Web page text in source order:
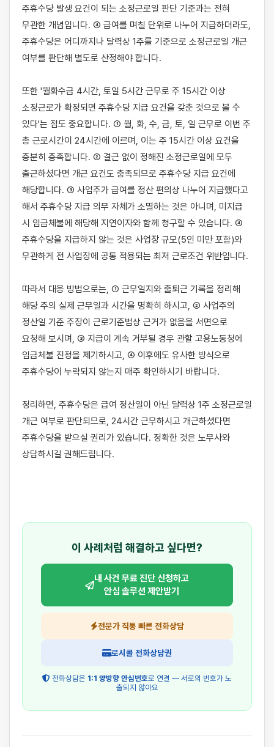
주휴수당 발생 요건이 되는 소정근로일 판단 기준과는 전혀
무관한 개념입니다. ④ 급여를 며칠 단위로 나누어 지급하더라도,
주휴수당은 어디까지나 달력상 1주를 기준으로 소정근로일 개근
여부를 판단해 별도로 산정해야 합니다.
또한 '월화수금 4시간, 토일 5시간 근무로 주 15시간 이상
소정근로가 확정되면 주휴수당 지급 요건을 갖춘 것으로 볼 수
있다'는 점도 중요합니다. ① 월, 화, 수, 금, 토, 일 근무로 이번 주
총 근로시간이 24시간에 이르며, 이는 주 15시간 이상 요건을
충분히 충족합니다. ② 결근 없이 정해진 소정근로일에 모두
출근하셨다면 개근 요건도 충족되므로 주휴수당 지급 요건에
해당합니다. ③ 사업주가 급여를 정산 편의상 나누어 지급했다고
해서 주휴수당 지급 의무 자체가 소멸하는 것은 아니며, 미지급
시 임금체불에 해당해 지연이자와 함께 청구할 수 있습니다. ④
주휴수당을 지급하지 않는 것은 사업장 규모(5인 미만 포함)와
무관하게 전 사업장에 공통 적용되는 최저 근로조건 위반입니다.
따라서 대응 방법으로는, ① 근무일지와 출퇴근 기록을 정리해
해당 주의 실제 근무일과 시간을 명확히 하시고, ② 사업주의
정산일 기준 주장이 근로기준법상 근거가 없음을 서면으로
요청해 보시며, ③ 지급이 계속 거부될 경우 관할 고용노동청에
임금체불 진정을 제기하시고, ④ 이후에도 유사한 방식으로
주휴수당이 누락되지 않는지 매주 확인하시기 바랍니다.
정리하면, 주휴수당은 급여 정산일이 아닌 달력상 1주 소정근로일
개근 여부로 판단되므로, 24시간 근무하시고 개근하셨다면
주휴수당을 받으실 권리가 있습니다. 정확한 것은 노무사와
상담하시길 권해드립니다.
이 사례처럼 해결하고 싶다면?
내 사건 무료 진단 신청하고
안심 솔루션 제안받기
전문가 직통 빠른 전화상담
로시콜 전화상담권
전화상담은 1:1 양방향 안심번호로 연결 — 서로의 번호가 노
출되지 않아요